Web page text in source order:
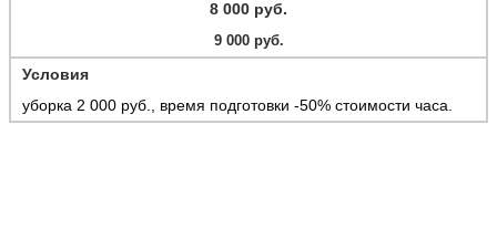
8 000 руб.
9 000 руб.
Условия
уборка 2 000 руб., время подготовки -50% стоимости часа.